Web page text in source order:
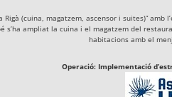
(cuina, magatzem, ascensor i suites)”
s’ha ampliat la cuina i el magatzem del
habitacions amb el
Operació: Implementació